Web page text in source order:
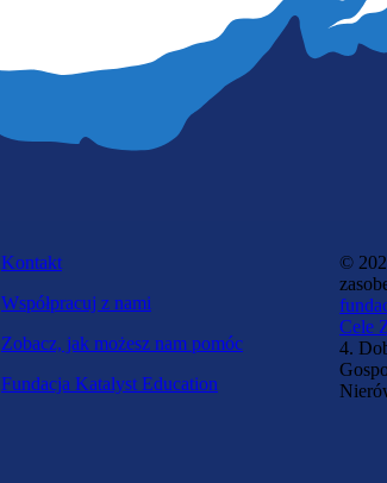
Kontakt
Współpracuj z nami
Zobacz, jak możesz nam pomóc
Fundacja Katalyst Education
©
Cele
4.